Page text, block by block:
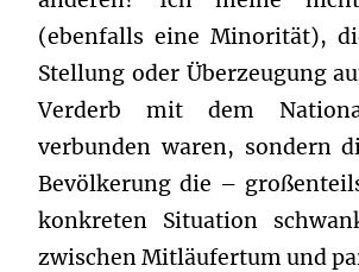
(ebenfalls eine Minorität),
Stellung oder Überzeugung
Verderb mit dem
verbunden waren, sondern
Bevölkerung die –
konkreten Situation
zwischen Mitläufertum und